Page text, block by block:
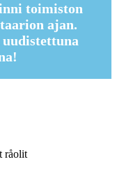
toimiston
ajan.
råolit